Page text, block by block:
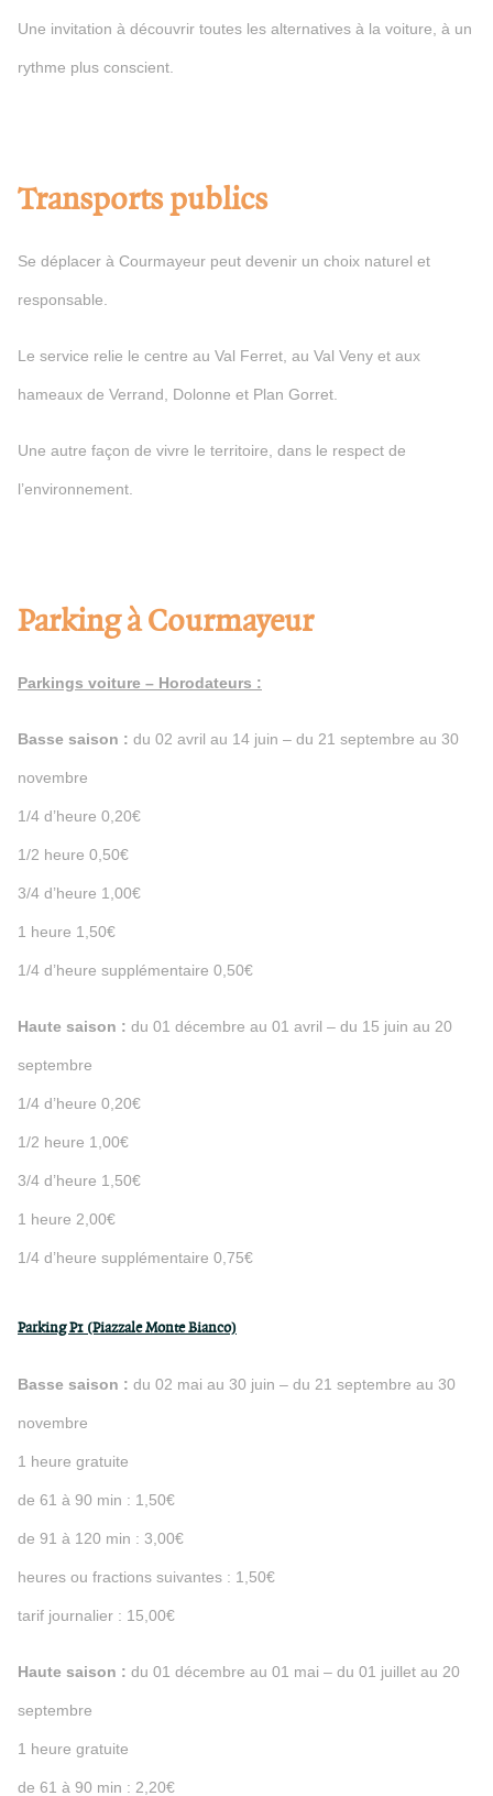
Une invitation à découvrir toutes les alternatives à la voiture, à un
rythme plus conscient.
Transports publics
Se déplacer à Courmayeur peut devenir un choix naturel et
responsable.
Le service relie le centre au Val Ferret, au Val Veny et aux
hameaux de Verrand, Dolonne et Plan Gorret.
Une autre façon de vivre le territoire, dans le respect de
l’environnement.
Parking à Courmayeur
Parkings voiture – Horodateurs :
Basse saison : du 02 avril au 14 juin – du 21 septembre au 30
novembre
1/4 d’heure 0,20€
1/2 heure 0,50€
3/4 d’heure 1,00€
1 heure 1,50€
1/4 d’heure supplémentaire 0,50€
Haute saison : du 01 décembre au 01 avril – du 15 juin au 20
septembre
1/4 d’heure 0,20€
1/2 heure 1,00€
3/4 d’heure 1,50€
1 heure 2,00€
1/4 d’heure supplémentaire 0,75€
Parking P1 (Piazzale Monte Bianco)
Basse saison : du 02 mai au 30 juin – du 21 septembre au 30
novembre
1 heure gratuite
de 61 à 90 min : 1,50€
de 91 à 120 min : 3,00€
heures ou fractions suivantes : 1,50€
tarif journalier : 15,00€
Haute saison : du 01 décembre au 01 mai – du 01 juillet au 20
septembre
1 heure gratuite
de 61 à 90 min : 2,20€